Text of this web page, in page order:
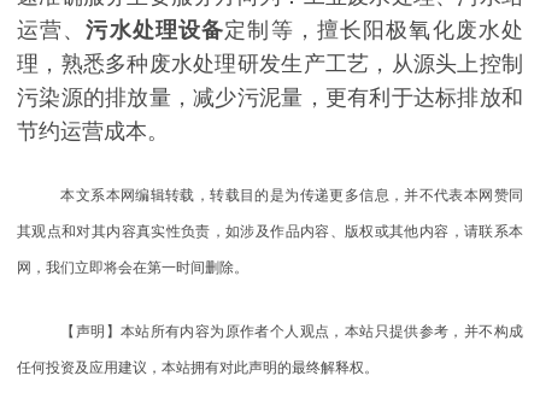
运营、污水处理设备定制等，擅长阳极氧化废水处
理，熟悉多种废水处理研发生产工艺，从源头上控制
污染源的排放量，减少污泥量，更有利于达标排放和
节约运营成本。
本文系本网编辑转载，转载目的是为传递更多信息，并不代表本网赞同
其观点和对其内容真实性负责，如涉及作品内容、版权或其他内容，请联系本
网，我们立即将会在第一时间删除。
【声明】本站所有内容为原作者个人观点，本站只提供参考，并不构成
任何投资及应用建议，本站拥有对此声明的最终解释权。